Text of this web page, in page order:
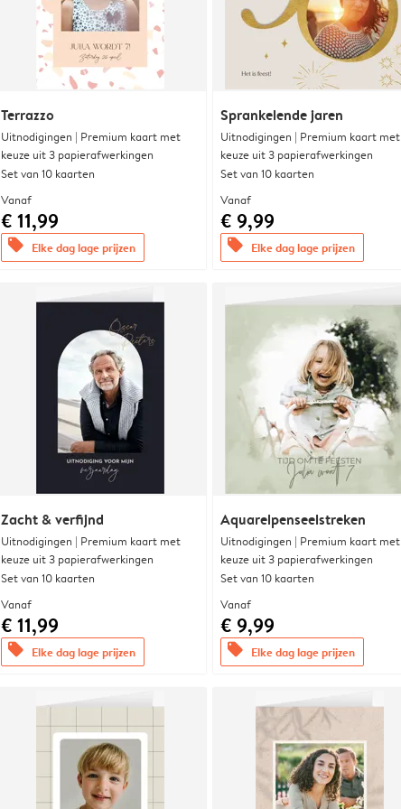
Terrazzo
Uitnodigingen | Premium kaart met
keuze uit 3 papierafwerkingen
Set van 10 kaarten
Vanaf
€ 11,99
offers Elke dag lage prijzen
Sprankelende jaren
Uitnodigingen | Premium kaart met
keuze uit 3 papierafwerkingen
Set van 10 kaarten
Vanaf
€ 9,99
offers Elke dag lage prijzen
Zacht & verfijnd
Uitnodigingen | Premium kaart met
keuze uit 3 papierafwerkingen
Set van 10 kaarten
Vanaf
€ 11,99
offers Elke dag lage prijzen
Aquarelpenseelstreken
Uitnodigingen | Premium kaart met
keuze uit 3 papierafwerkingen
Set van 10 kaarten
Vanaf
€ 9,99
offers Elke dag lage prijzen